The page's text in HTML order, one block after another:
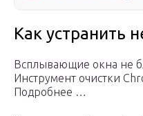
Как устранить
Всплывающие окна не
Инструмент очистки
Подробнее …